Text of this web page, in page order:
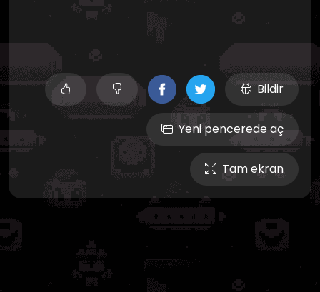
Bildir
Yeni pencerede aç
Tam ekran